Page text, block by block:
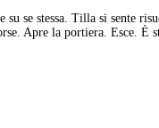
se stessa. Tilla si sente
Apre la portiera. Esce. È